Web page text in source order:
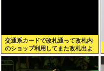
交通系カードで改札通って改札内
のショップ利用してまた改札出よ
うとしたら出られなくてワロタ